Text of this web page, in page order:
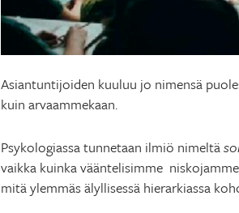
Asiantuntijoiden kuuluu jo nimensä
kuin arvaammekaan.
Psykologiassa tunnetaan ilmiö nimeltä
vaikka kuinka vääntelisimme
mitä ylemmäs älyllisessä hierarkiassa